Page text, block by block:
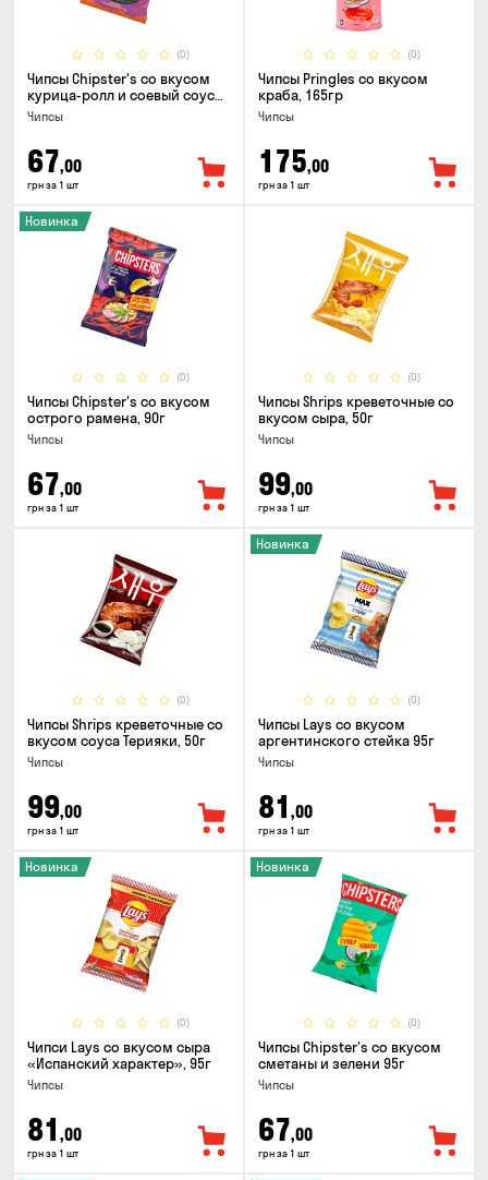
(0)
Чипсы Chipster's со вкусом
курица-ролл и соевый соус
90г
Чипсы
67,00
грн за 1 шт
(0)
Чипсы Pringles со вкусом
краба, 165гр
Чипсы
175,00
грн за 1 шт
(0)
Новинка
Чипсы Chipster's со вкусом
острого рамена, 90г
Чипсы
67,00
грн за 1 шт
(0)
Чипсы Shrips креветочные со
вкусом сыра, 50г
Чипсы
99,00
грн за 1 шт
(0)
Чипсы Shrips креветочные со
вкусом соуса Терияки, 50г
Чипсы
99,00
грн за 1 шт
(0)
Новинка
Чипсы Lays со вкусом
аргентинского стейка 95г
Чипсы
81 ,00
грн за 1 шт
(0)
Новинка
Чипси Lays со вкусом сыра
«Испанский характер», 95г
Чипсы
81 ,00
грн за 1 шт
(0)
Новинка
Чипсы Chipster's со вкусом
сметаны и зелени 95г
Чипсы
67,00
грн за 1 шт